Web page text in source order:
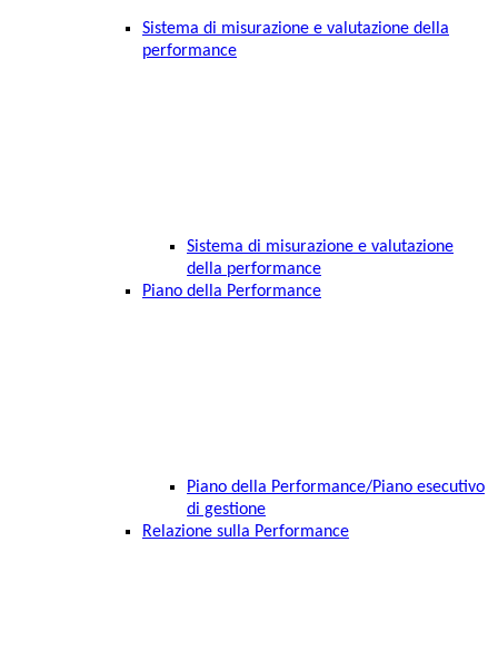
Sistema di misurazione e valutazione della
performance
Sistema di misurazione e valutazione
della performance
Piano della Performance
Piano della Performance/Piano esecutivo
di gestione
Relazione sulla Performance